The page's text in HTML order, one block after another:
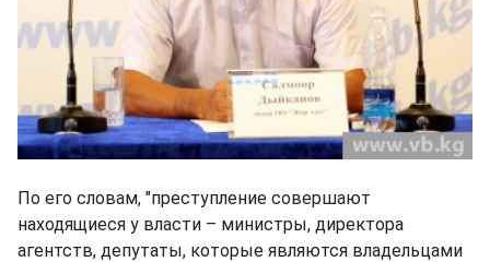
По его словам, "преступление совершают
находящиеся у власти – министры, директора
агентств, депутаты, которые являются владельцами